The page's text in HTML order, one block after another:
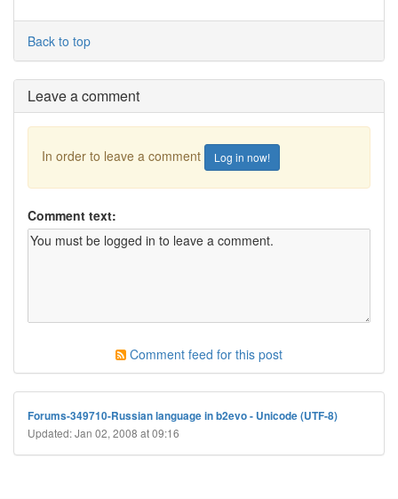
Back to top
Leave a comment
In order to leave a comment Log in now!
Comment text:
Comment feed for this post
Forums-349710-Russian language in b2evo - Unicode (UTF-8)
Updated: Jan 02, 2008 at 09:16